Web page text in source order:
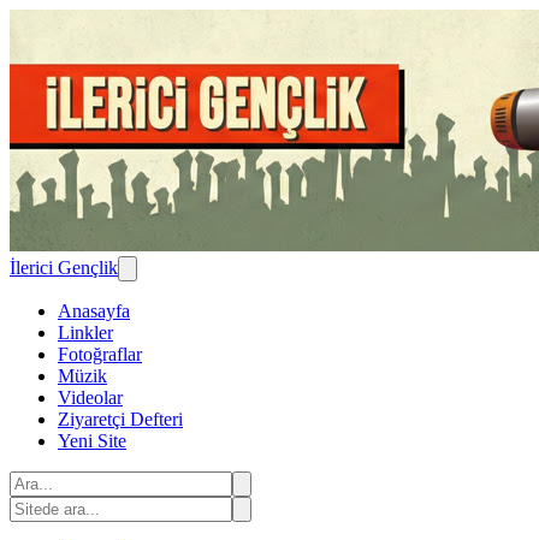
İlerici Gençlik
Anasayfa
Linkler
Fotoğraflar
Müzik
Videolar
Ziyaretçi Defteri
Yeni Site